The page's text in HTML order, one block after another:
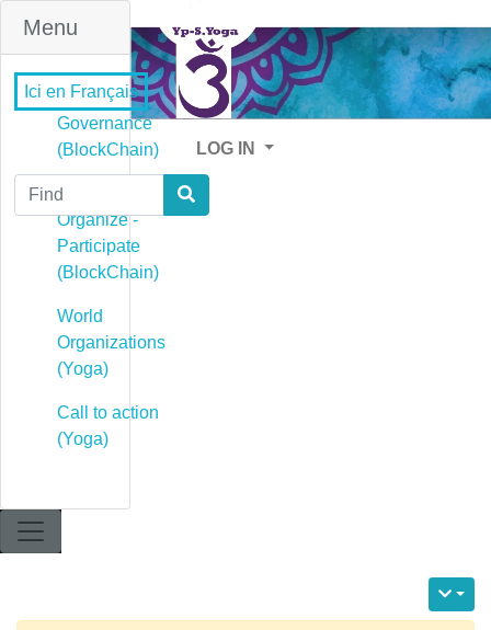
Menu
Governance
(BlockChain)
Governance -
Organize -
Participate
(BlockChain)
World
Organizations
(Yoga)
Call to action
(Yoga)
Ici en Français
LOG IN
Find